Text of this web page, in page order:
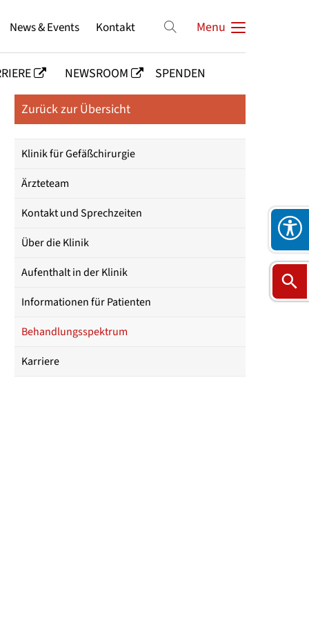
Menu
NEWSROOM SPENDEN
News & Events Kontakt
Zurück zur Übersicht
Klinik für Gefäßchirurgie
Ärzteteam
Kontakt und Sprechzeiten
Über die Klinik
Aufenthalt in der Klinik
Informationen für Patienten
Behandlungsspektrum
Karriere